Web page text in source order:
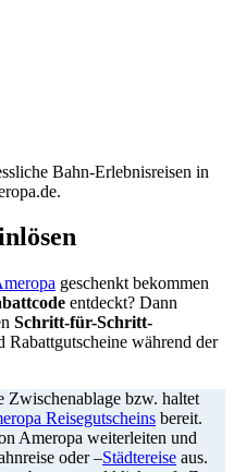
Bahn-Erlebnisreisen in
geschenkt bekommen
entdeckt? Dann
Schritt-für-Schritt-
Rabattgutscheine während der
Zwischenablage bzw. haltet
Reisegutscheins bereit.
Ameropa weiterleiten und
oder –Städtereise aus.